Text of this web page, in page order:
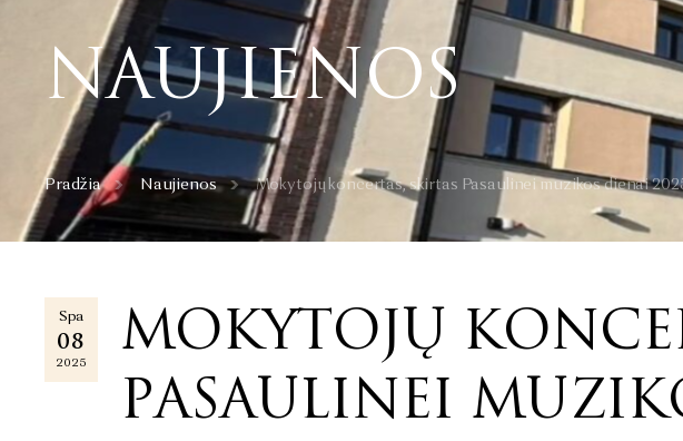
NAUJIENOS
Pradžia Naujienos Mokytojų koncertas, skirtas Pasaulinei muzikos dienai
Spa
08
2025
MOKYTOJŲ
PASAULINEI